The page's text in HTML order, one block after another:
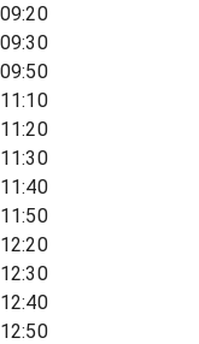
09:20
09:30
09:50
11:10
11:20
11:30
11:40
11:50
12:20
12:30
12:40
12:50